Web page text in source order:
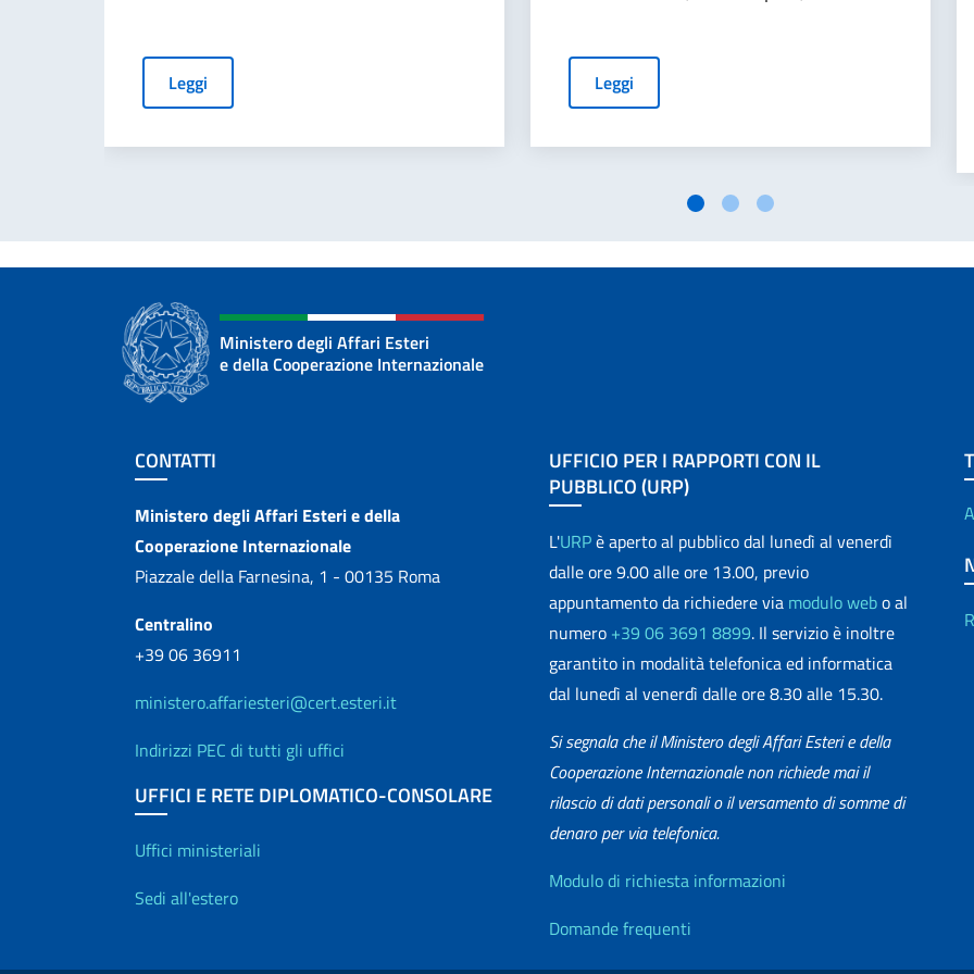
Leggi Leggi
Ministero degli Affari Esteri
e della Cooperazione Internazionale
Sezione footer
CONTATTI
Contatti
Ministero degli Affari Esteri e della
Cooperazione Internazionale
Piazzale della Farnesina, 1 - 00135 Roma
Centralino
+39 06 36911
ministero.affariesteri@cert.esteri.it
Indirizzi PEC di tutti gli uffici
UFFICI E RETE DIPLOMATICO-CONSOLARE
Uffici e Rete diplomatica
Uffici ministeriali
Sedi all'estero
UFFICIO PER I RAPPORTI CON IL
PUBBLICO (URP)
L'URPè aperto al pubblico dal lunedì al venerdì
dalle ore 9.00 alle ore 13.00, previo
appuntamento da richiedere via modulo webo al
numero +39 06 3691 8899. Il servizio è inoltre
garantito in modalità telefonica ed informatica
dal lunedì al venerdì dalle ore 8.30 alle 15.30.
Si segnala che il Ministero degli Affari Esteri e della
Cooperazione Internazionale non richiede mai il
rilascio di dati personali o il versamento di somme di
denaro per via telefonica.
Info utili
Modulo di richiesta informazioni
Domande frequenti